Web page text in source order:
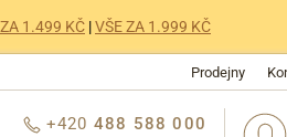
1.499 KČ |VŠE ZA 1.999 KČ
Prodejny
+420 488 588 000